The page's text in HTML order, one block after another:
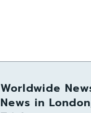
Worldwide
News in